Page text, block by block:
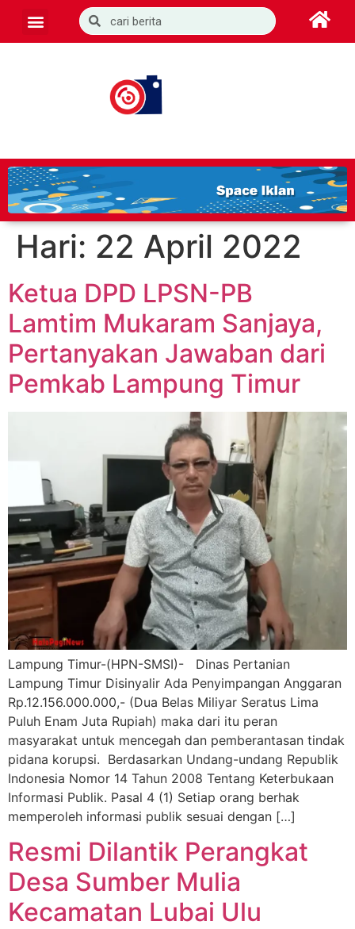
Hari: 22 April 2022
Ketua DPD LPSN-PB
Lamtim Mukaram Sanjaya,
Pertanyakan Jawaban dari
Pemkab Lampung Timur
Lampung Timur-(HPN-SMSI)- Dinas Pertanian
Lampung Timur Disinyalir Ada Penyimpangan Anggaran
Rp.12.156.000.000,- (Dua Belas Miliyar Seratus Lima
Puluh Enam Juta Rupiah) maka dari itu peran
masyarakat untuk mencegah dan pemberantasan tindak
pidana korupsi. Berdasarkan Undang-undang Republik
Indonesia Nomor 14 Tahun 2008 Tentang Keterbukaan
Informasi Publik. Pasal 4 (1) Setiap orang berhak
memperoleh informasi publik sesuai dengan […]
Resmi Dilantik Perangkat
Desa Sumber Mulia
Kecamatan Lubai Ulu